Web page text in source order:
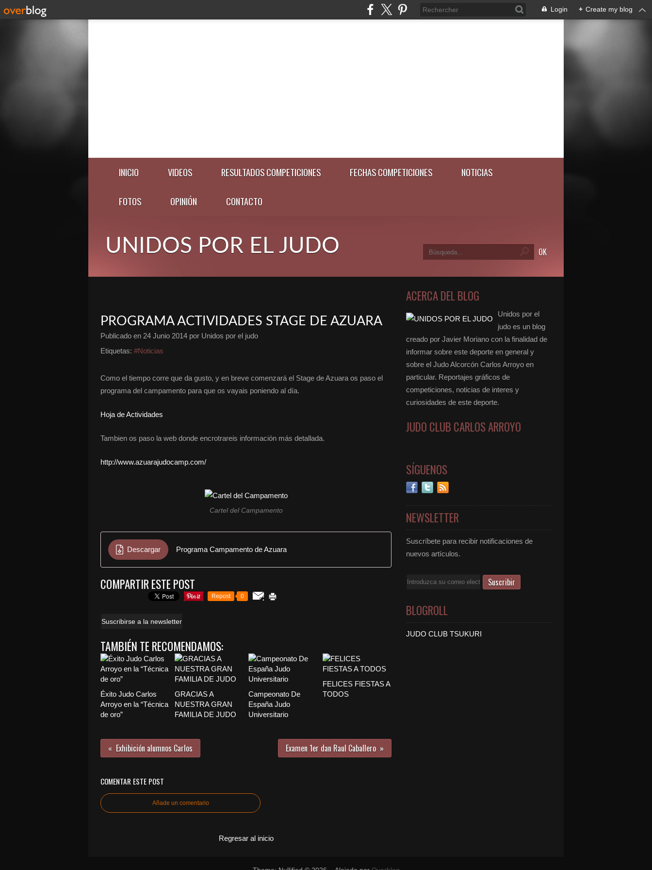
Login + Create my blog
INICIO VIDEOS RESULTADOS COMPETICIONES FECHAS COMPETICIONES NOTICIAS
FOTOS OPINIÓN CONTACTO
UNIDOS POR EL JUDO
PROGRAMA ACTIVIDADES STAGE DE AZUARA
Publicado en 24 Junio 2014 por Unidos por el judo
Etiquetas: #Noticias
Como el tiempo corre que da gusto, y en breve comenzará el Stage de Azuara os paso el
programa del campamento para que os vayais poniendo al día.
Hoja de Actividades
Tambien os paso la web donde encrotrareis información más detallada.
http://www.azuarajudocamp.com/
Cartel del Campamento
Descargar Programa Campamento de Azuara
COMPARTIR ESTE POST
Repost 0
Suscribirse a la newsletter
TAMBIÉN TE RECOMENDAMOS:
Éxito Judo Carlos
Arroyo en la “Técnica
de oro”
GRACIAS A
NUESTRA GRAN
FAMILIA DE JUDO
Campeonato De
España Judo
Universitario
FELICES FIESTAS A
TODOS
Exhibición alumnos Carlos Examen 1er dan Raul Caballero
COMENTAR ESTE POST
Añade un comentario
Regresar al inicio
ACERCA DEL BLOG
Unidos por el
judo es un blog
creado por Javier Moriano con la finalidad de
informar sobre este deporte en general y
sobre el Judo Alcorcón Carlos Arroyo en
particular. Reportajes gráficos de
competiciones, noticias de interes y
curiosidades de este deporte.
JUDO CLUB CARLOS ARROYO
SÍGUENOS
NEWSLETTER
Suscríbete para recibir notificaciones de
nuevos artículos.
Email
BLOGROLL
JUDO CLUB TSUKURI